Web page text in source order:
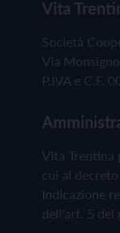
Vita
Società
Via
P.IVA e C.F.
Vita
cui al
Indicazione
dell'art. 5 del